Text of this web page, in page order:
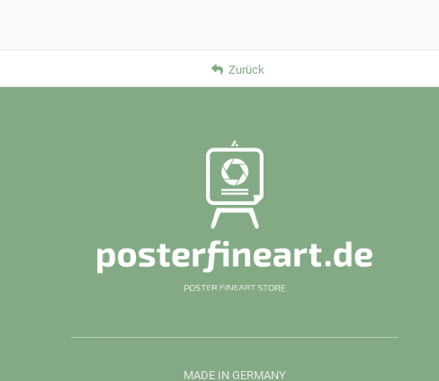
Zurück
MADE IN GERMANY